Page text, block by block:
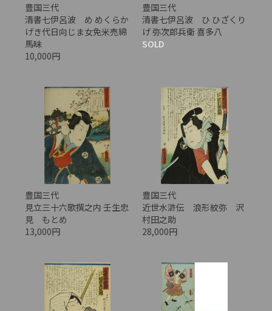
豊国三代
清書七伊呂波 め めくらか
げき代日向じま女免米売綿
馬昧
10,000円
豊国三代
清書七伊呂波 ひ ひざくり
げ 弥次郎兵衛 喜多八
SOLD
豊国三代
見立三十六歌撰之内 壬生忠
見 もとめ
13,000円
豊国三代
近世水滸伝 浪形紋弥 沢
村田之助
28,000円